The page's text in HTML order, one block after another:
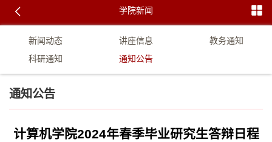
学院新闻
新闻动态 讲座信息
教务通知
科研通知
通知公告
通知公告
计算机学院2024年春季毕业研究生答辩日程